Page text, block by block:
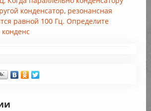
конденсатор, резонансная
равной 100 Гц. Определите
конденс